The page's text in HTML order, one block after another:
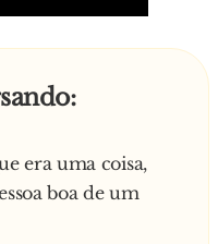
a mínima idéia! –
entendes nem
de
era uma coisa,
boa de um